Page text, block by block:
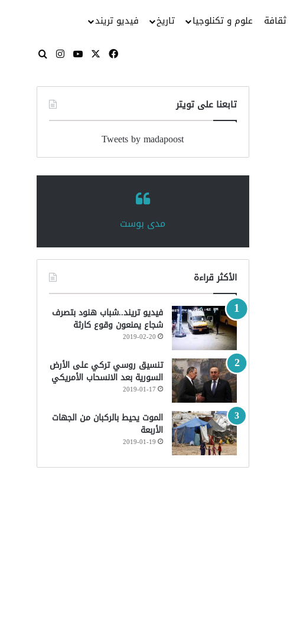
ثقافة علوم و تكنلوجيا تاريخ فيديو تريند
فيسبوك
‫X
‫YouTube
انستقرامبحث عن
تابعنا على تويتر
Tweets by madapoost
‏مدى بوست‏
الأكثر قراءة
فيديو تريند..شباب هنود بتصرف
شجاع يمنعون وقوع كارثة
2019-02-20
تنسيق روسي تركي على الأرض
السورية بعد الانسحاب الأمريكي
2019-01-17
الموت يحيط بالركبان من الجهات
الأربعة
2019-01-19